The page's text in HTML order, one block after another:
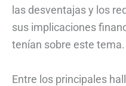
las desventajas y los
sus implicaciones
tenían sobre este tema.
Entre los principales